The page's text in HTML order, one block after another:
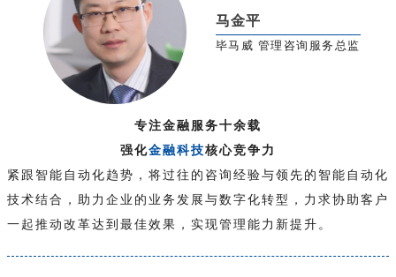
马金平
毕马威 管理咨询服务总监
专注金融服务十余载
强化金融科技核心竞争力
紧跟智能自动化趋势，将过往的咨询经验与领先的智能自动化
技术结合，助力企业的业务发展与数字化转型，力求协助客户
一起推动改革达到最佳效果，实现管理能力新提升。